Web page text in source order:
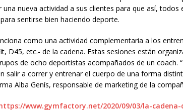
nueva actividad a sus clientes para que así, todos
sentirse bien haciendo deporte.
como una actividad complementaria a los
D45, etc.- de la cadena. Estas sesiones están
de ocho deportistas acompañados de un coach.
salir a correr y entrenar el cuerpo de una forma
Alba Genís, responsable de marketing de la
www.gymfactory.net/2020/09/03/la-